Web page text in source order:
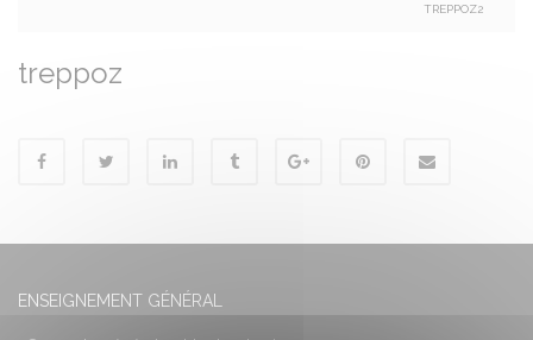
TREPPOZ2
treppoz
ENSEIGNEMENT GÉNÉRAL